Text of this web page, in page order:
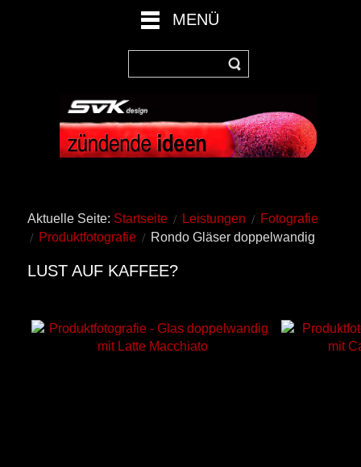
MENÜ
Aktuelle Seite: Startseite Leistungen
Fotografie
Produktfotografie
Rondo Gläser doppelwandig
LUST AUF KAFFEE?